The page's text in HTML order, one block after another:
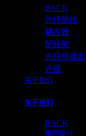
BACK
光纤跳线
耦合器
配线架
光纤终端盒
光缆
关于我们
关于我们
BACK
集团简介